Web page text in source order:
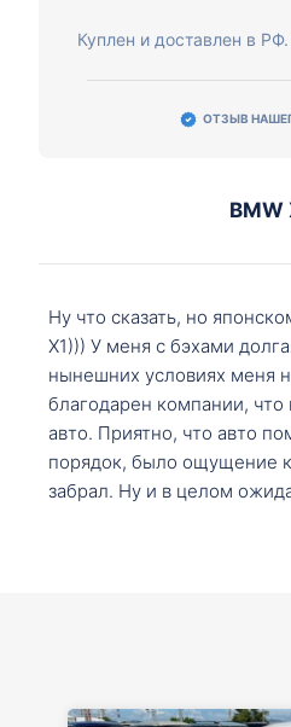
Куплен и доставлен в
ОТЗЫВ
BMW
Ну что сказать, но
X1))) У меня с бэхами
нынешних условиях меня
благодарен компании,
авто. Приятно, что авто
порядок, было ощущение
забрал. Ну и в целом